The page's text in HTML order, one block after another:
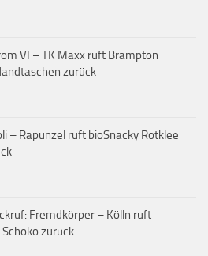
VI – TK Maxx ruft Brampton
zurück
– Rapunzel ruft bioSnacky Rotklee
Fremdkörper – Kölln ruft
zurück